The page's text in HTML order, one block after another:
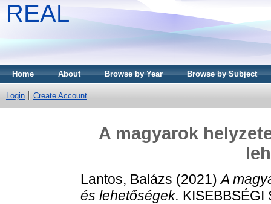
REAL
Home About Browse by Year Browse by Subject
Login Create Account
A magyarok
Lantos, Balázs (2021)A
és lehetőségek. KISEBBSÉGI